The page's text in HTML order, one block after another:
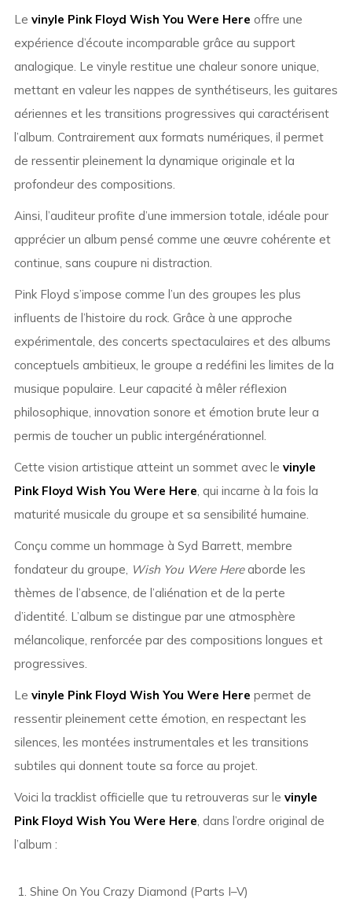
Le vinyle Pink Floyd Wish You Were Here offre une
expérience d’écoute incomparable grâce au support
analogique. Le vinyle restitue une chaleur sonore unique,
mettant en valeur les nappes de synthétiseurs, les guitares
aériennes et les transitions progressives qui caractérisent
l’album. Contrairement aux formats numériques, il permet
de ressentir pleinement la dynamique originale et la
profondeur des compositions.
Ainsi, l’auditeur profite d’une immersion totale, idéale pour
apprécier un album pensé comme une œuvre cohérente et
continue, sans coupure ni distraction.
Pink Floyd s’impose comme l’un des groupes les plus
influents de l’histoire du rock. Grâce à une approche
expérimentale, des concerts spectaculaires et des albums
conceptuels ambitieux, le groupe a redéfini les limites de la
musique populaire. Leur capacité à mêler réflexion
philosophique, innovation sonore et émotion brute leur a
permis de toucher un public intergénérationnel.
Cette vision artistique atteint un sommet avec le vinyle
Pink Floyd Wish You Were Here, qui incarne à la fois la
maturité musicale du groupe et sa sensibilité humaine.
Conçu comme un hommage à Syd Barrett, membre
fondateur du groupe, Wish You Were Hereaborde les
thèmes de l’absence, de l’aliénation et de la perte
d’identité. L’album se distingue par une atmosphère
mélancolique, renforcée par des compositions longues et
progressives.
Le vinyle Pink Floyd Wish You Were Here permet de
ressentir pleinement cette émotion, en respectant les
silences, les montées instrumentales et les transitions
subtiles qui donnent toute sa force au projet.
Voici la tracklist officielle que tu retrouveras sur le vinyle
Pink Floyd Wish You Were Here, dans l’ordre original de
l’album :
Shine On You Crazy Diamond (Parts I–V)